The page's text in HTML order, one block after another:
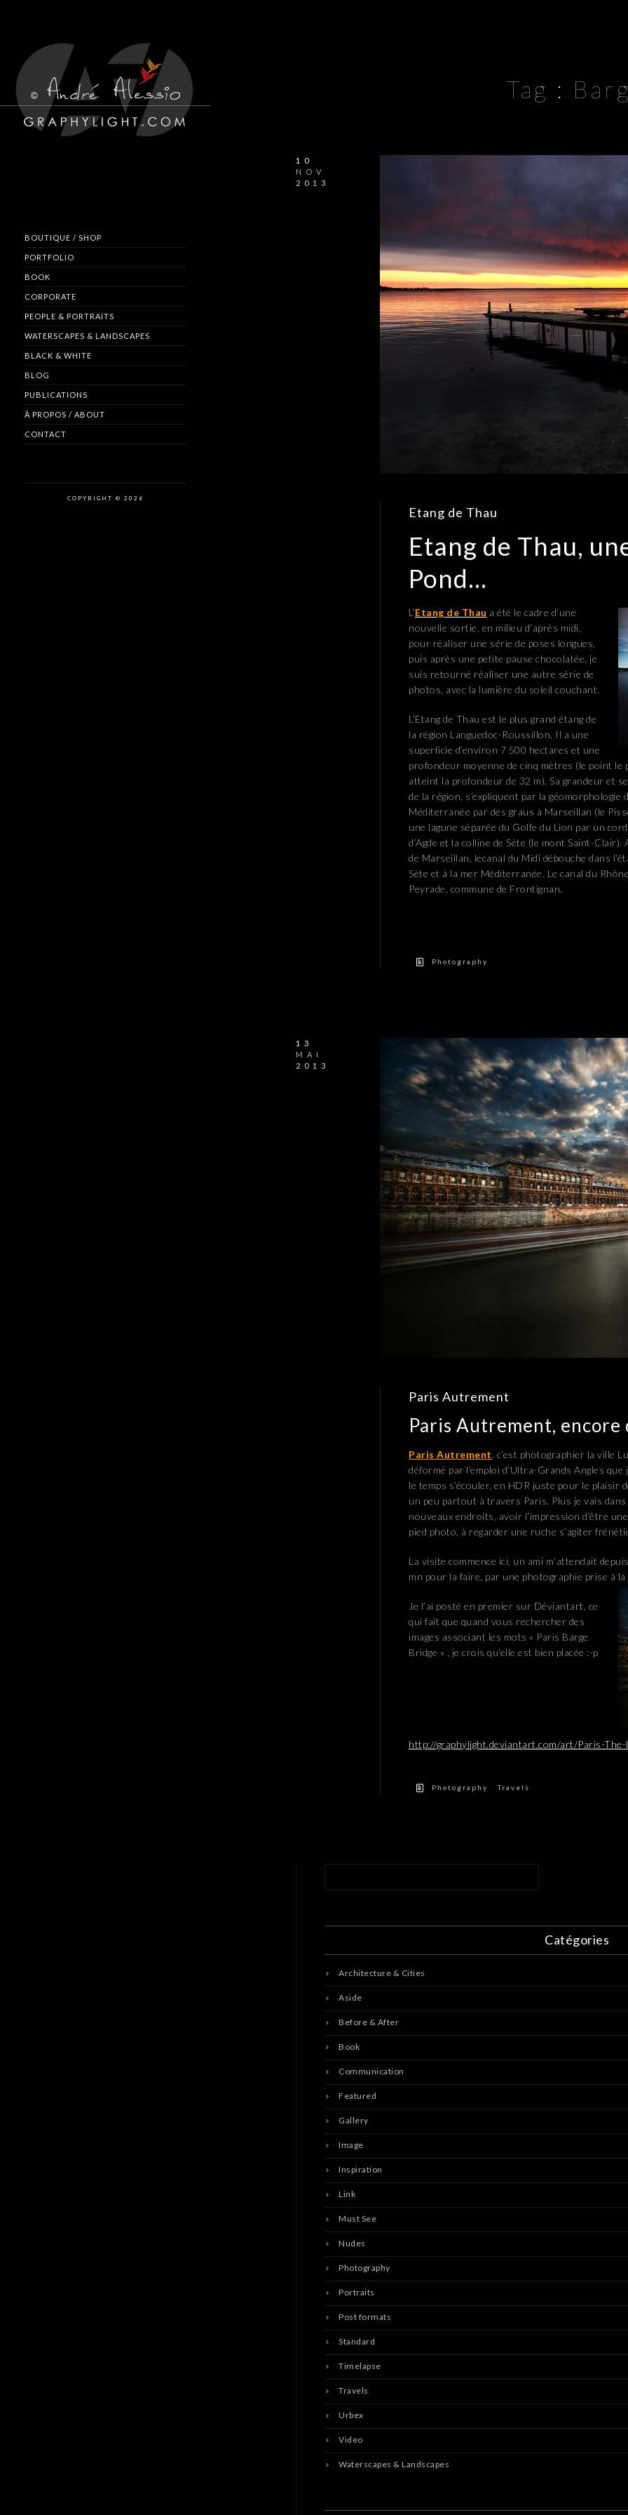
BOUTIQUE / SHOP
PORTFOLIO
BOOK
CORPORATE
PEOPLE & PORTRAITS
WATERSCAPES & LANDSCAPES
BLACK & WHITE
BLOG
PUBLICATIONS
À PROPOS / ABOUT
CONTACT
COPYRIGHT © 2026
Tag :
10
NOV
2013
Etang de Thau
Etang de Thau,
Pond…
L’Etang de Thau a été le cadre d’une
nouvelle sortie, en milieu d’après midi,
pour réaliser une série de poses longues,
puis après une petite pause chocolatée, je
suis retourné réaliser une autre série de
photos, avec la lumière du soleil couchant.
L’Etang de Thau est le plus grand étang de
la région Languedoc-Roussillon. Il a une
superficie d’environ 7 500 hectares et une
profondeur moyenne de cinq mètres (le point
atteint la profondeur de 32 m). Sa grandeur et
de la région, s’expliquent par la
Méditerranée par des graus à Marseillan (le
une lagune séparée du Golfe du Lion par un
d’Agde et la colline de Sète (le mont Saint-
de Marseillan, lecanal du Midi débouche dans
Sète et à la mer Méditerranée. Le canal du
Peyrade, commune de Frontignan.
Photography
13
MAI
2013
Paris Autrement
Paris Autrement, encore
Paris Autrement , c’est photographier la ville
déformé par l’emploi d’Ultra-Grands Angles
le temps s’écouler, en HDR juste pour le plaisir
un peu partout à travers Paris. Plus je vais
nouveaux endroits, avoir l’impression d’être
pied photo, à regarder une ruche s’agiter
La visite commence ici, un ami m’attendait
mn pour la faire, par une photographie prise à
Je l’ai posté en premier sur Déviantart, ce
qui fait que quand vous rechercher des
images associant les mots « Paris Barge
Bridge » , je crois qu’elle est bien placée :-p
http://graphylight.deviantart.com/art/Paris-
Photography /Travels
Catégories
Architecture & Cities
Aside
Before & After
Book
Communication
Featured
Gallery
Image
Inspiration
Link
Must See
Nudes
Photography
Portraits
Post formats
Standard
Timelapse
Travels
Urbex
Video
Waterscapes & Landscapes